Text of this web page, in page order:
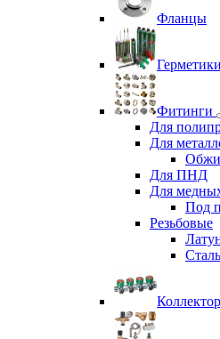
Фланцы
Фитинги
Для
Для
Для ПНД
Для
Под
Резьбовые